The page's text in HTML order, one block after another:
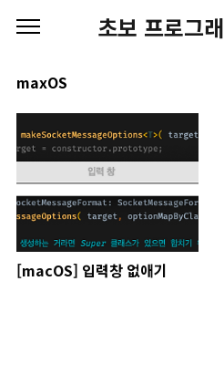
초보 프로그
maxOS
[macOS] 입력창 없애기